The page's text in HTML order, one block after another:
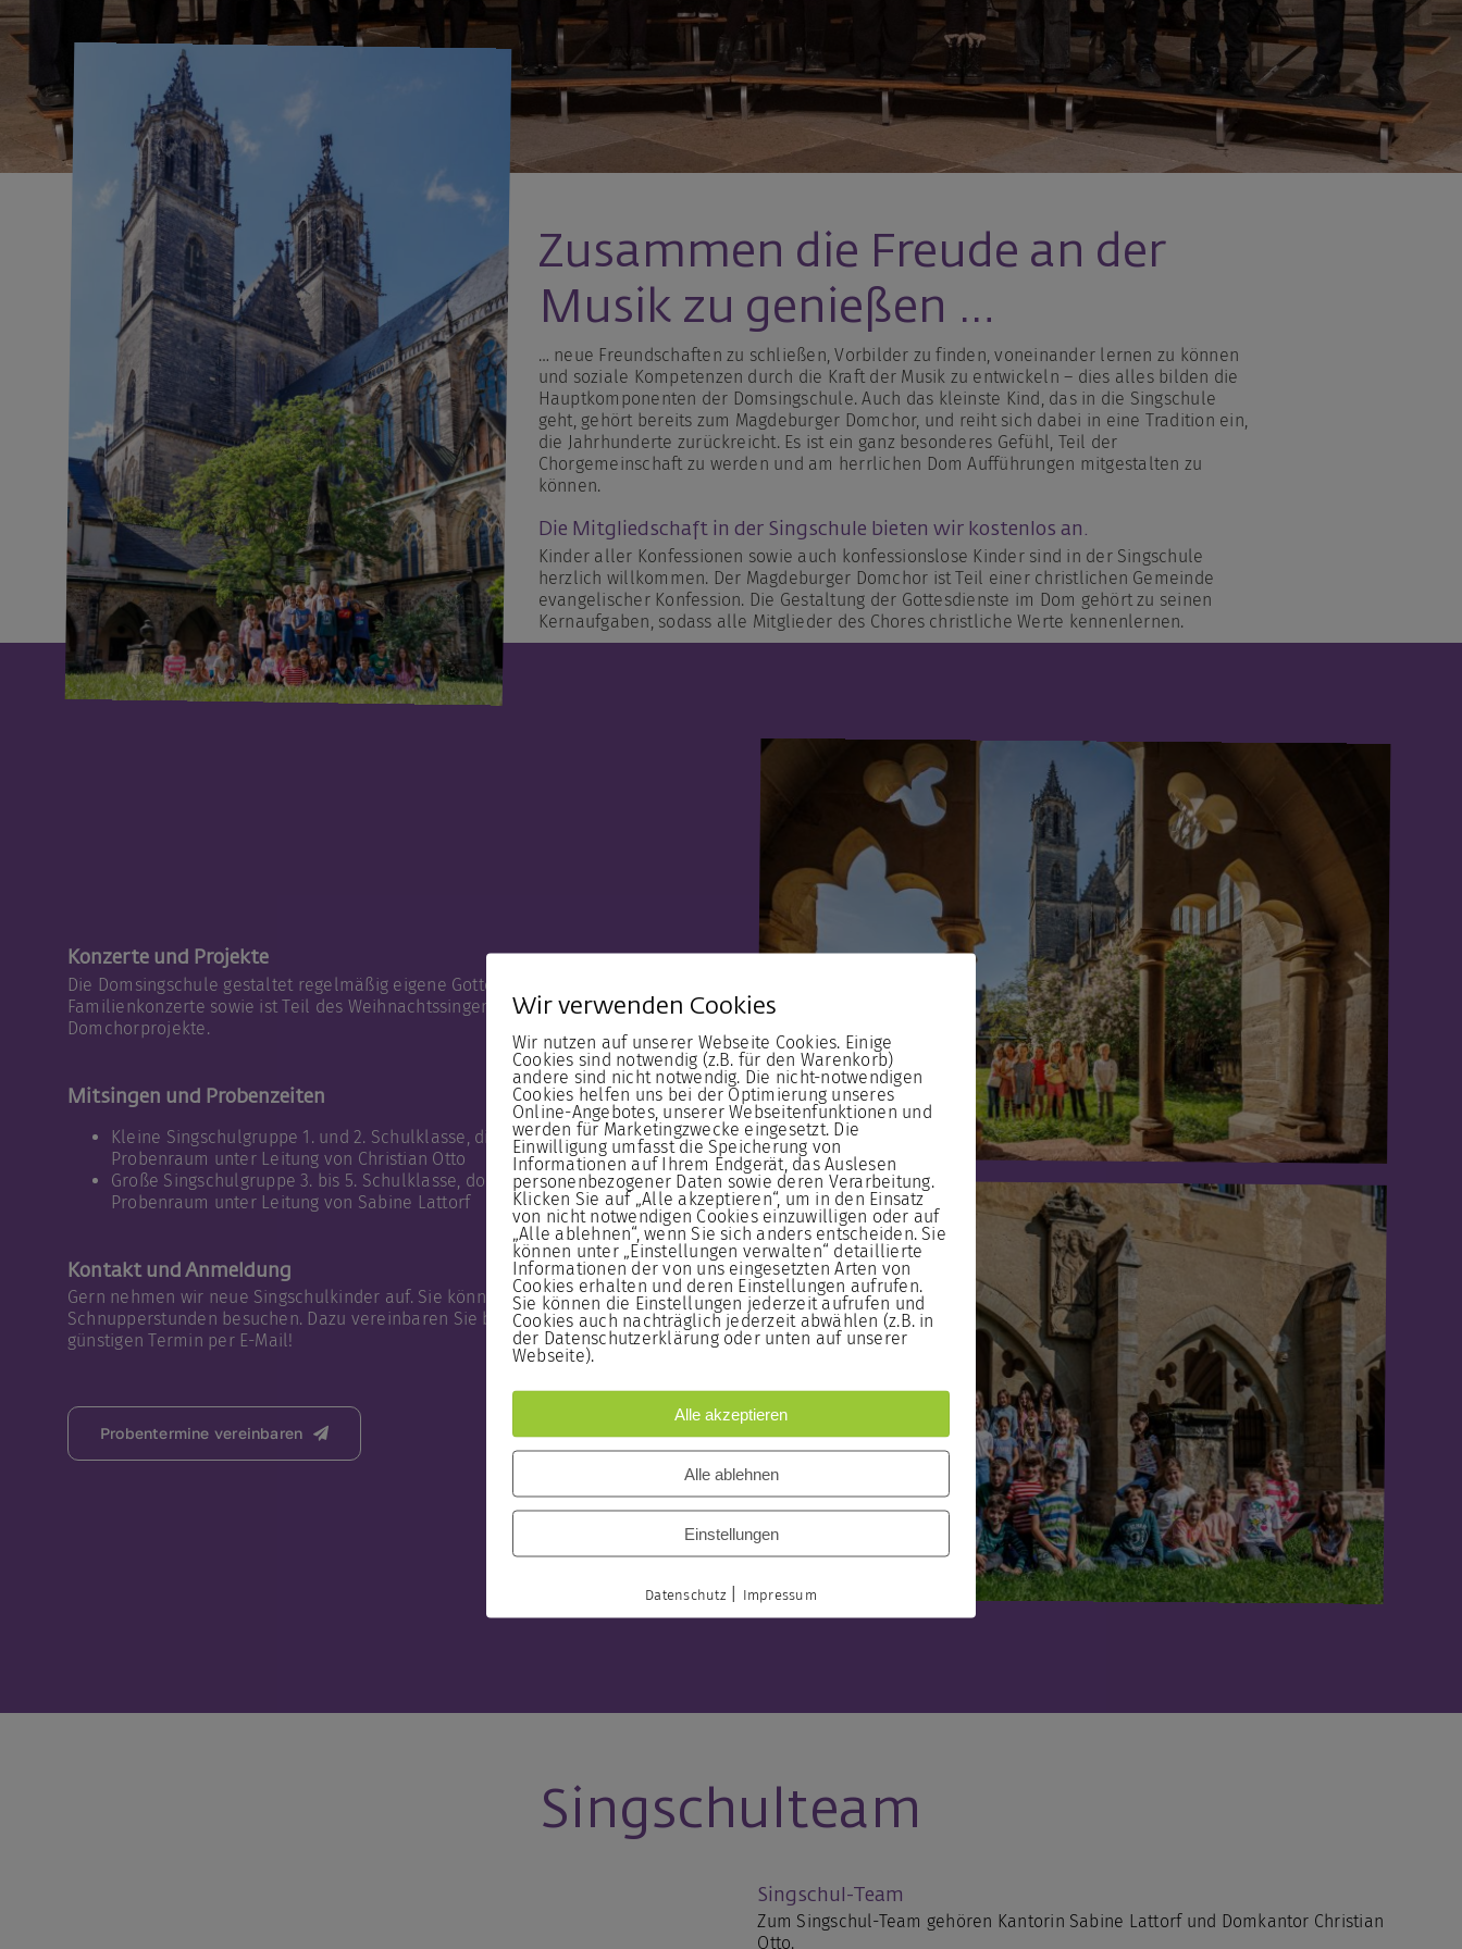
Zusammen die Freude an der
Musik zu genießen …
… neue Freundschaften zu schließen, Vorbilder zu finden, voneinander lernen zu können
und soziale Kompetenzen durch die Kraft der Musik zu entwickeln – dies alles bilden die
Hauptkomponenten der Domsingschule. Auch das kleinste Kind, das in die Singschule
geht, gehört bereits zum Magdeburger Domchor, und reiht sich dabei in eine Tradition ein,
die Jahrhunderte zurückreicht. Es ist ein ganz besonderes Gefühl, Teil der
Chorgemeinschaft zu werden und am herrlichen Dom Aufführungen mitgestalten zu
können.
Die Mitgliedschaft in der Singschule bieten wir kostenlos an.
Kinder aller Konfessionen sowie auch konfessionslose Kinder sind in der Singschule
herzlich willkommen. Der Magdeburger Domchor ist Teil einer christlichen Gemeinde
evangelischer Konfession. Die Gestaltung der Gottesdienste im Dom gehört zu seinen
Kernaufgaben, sodass alle Mitglieder des Chores christliche Werte kennenlernen.
Konzerte und Projekte
Die Domsingschule gestaltet regelmäßig eigene Gottesdienstbeiträge und
Familienkonzerte sowie ist Teil des Weihnachtssingens und weiterer
Domchorprojekte.
Mitsingen und Probenzeiten
Kleine Singschulgruppe 1. und 2. Schulklasse, dienstags 16 – 17 Uhr
Probenraum unter Leitung von Christian Otto
Große Singschulgruppe 3. bis 5. Schulklasse, donnerstags 16 – 17 Uhr
Probenraum unter Leitung von Sabine Lattorf
Kontakt und Anmeldung
Gern nehmen wir neue Singschulkinder auf. Sie können uns zu zwei
Schnupperstunden besuchen. Dazu vereinbaren Sie bitte einen für die Gruppe
günstigen Termin per E-Mail!
Probentermine vereinbaren
Singschulteam
Singschul-Team
Zum Singschul-Team gehören Kantorin Sabine Lattorf und Domkantor Christian
Otto.
Wir verwenden Cookies
Wir nutzen auf unserer Webseite Cookies. Einige
Cookies sind notwendig (z.B. für den Warenkorb)
andere sind nicht notwendig. Die nicht-notwendigen
Cookies helfen uns bei der Optimierung unseres
Online-Angebotes, unserer Webseitenfunktionen und
werden für Marketingzwecke eingesetzt. Die
Einwilligung umfasst die Speicherung von
Informationen auf Ihrem Endgerät, das Auslesen
personenbezogener Daten sowie deren Verarbeitung.
Klicken Sie auf „Alle akzeptieren“, um in den Einsatz
von nicht notwendigen Cookies einzuwilligen oder auf
„Alle ablehnen“, wenn Sie sich anders entscheiden. Sie
können unter „Einstellungen verwalten“ detaillierte
Informationen der von uns eingesetzten Arten von
Cookies erhalten und deren Einstellungen aufrufen.
Sie können die Einstellungen jederzeit aufrufen und
Cookies auch nachträglich jederzeit abwählen (z.B. in
der Datenschutzerklärung oder unten auf unserer
Webseite).
Alle akzeptieren
Alle ablehnen
Einstellungen
Datenschutz| Impressum